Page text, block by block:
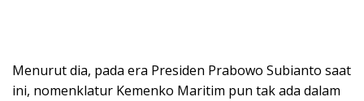
Menurut dia, pada era Presiden Prabowo Subianto saat
ini, nomenklatur Kemenko Maritim pun tak ada dalam